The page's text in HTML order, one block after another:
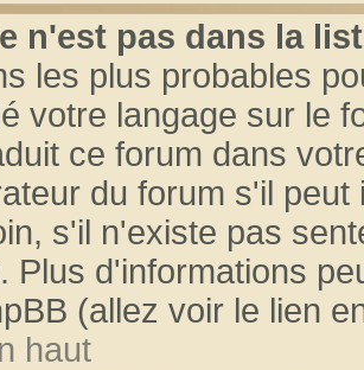
n'est pas dans la
les plus probables
votre langage sur le
ce forum dans
du forum s'il
s'il n'existe pas
Plus d'informations
(allez voir le lien
haut